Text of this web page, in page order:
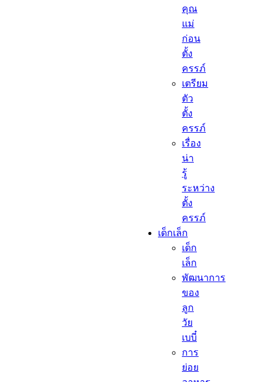
คุณ
แม่
ก่อน
ตั้ง
ครรภ์
เตรียม
ตัว
ตั้ง
ครรภ์
เรื่อง
น่า
รู้
ระหว่าง
ตั้ง
ครรภ์
เด็กเล็ก​
เด็ก
เล็ก​
พัฒนาการ
ของ
ลูก
วัย
เบบี๋
การ
ย่อย